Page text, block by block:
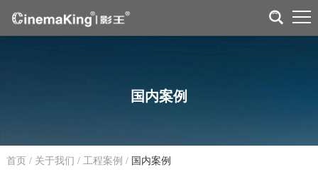
国内案例
首页 / 关于我们 / 工程案例 / 国内案例